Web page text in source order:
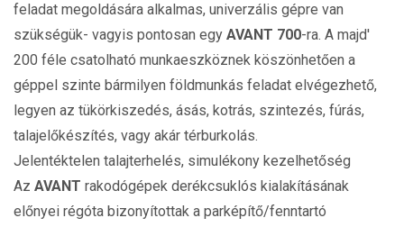
feladat megoldására alkalmas, univerzális gépre van
szükségük- vagyis pontosan egy AVANT 700-ra. A majd'
200 féle csatolható munkaeszköznek köszönhetően a
géppel szinte bármilyen földmunkás feladat elvégezhető,
legyen az tükörkiszedés, ásás, kotrás, szintezés, fúrás,
talajelőkészítés, vagy akár térburkolás.
Jelentéktelen talajterhelés, simulékony kezelhetőség
Az AVANT rakodógépek derékcsuklós kialakításának
előnyei régóta bizonyítottak a parképítő/fenntartó